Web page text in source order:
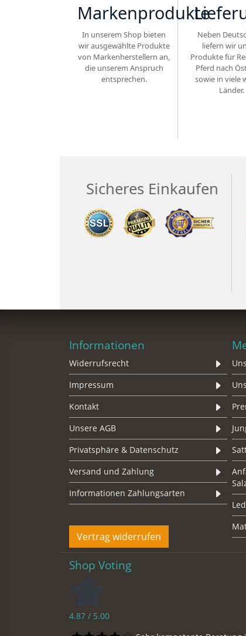
Markenprodukte
In unserem Shop bieten
wir ausgewählte Produkte
von Markenherstellern an,
die unserem Anspruch
entsprechen.
Neben
liefern wir
Produkte für
Pferd nach
sowie in viele
Länder.
Sicheres Einkaufen
Informationen
Widerrufsrecht
Impressum
Kontakt
Unsere AGB
Privatsphäre & Datenschutz
Versand und Zahlung
Informationen Zahlungsarten
Vertrag widerrufen
Shop Voting
4.87 / 5.00